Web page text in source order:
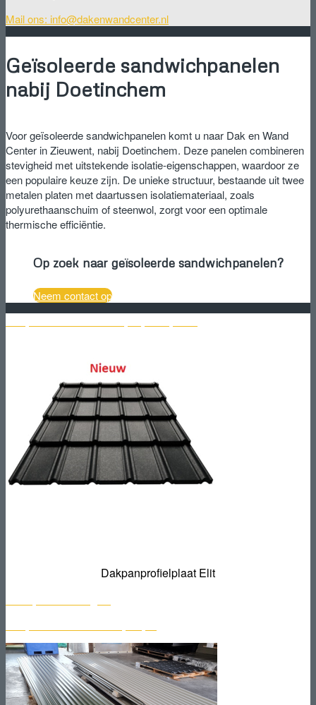
Mail ons: info@dakenwandcenter.nl
Geïsoleerde sandwichpanelen
nabij Doetinchem
Voor geïsoleerde sandwichpanelen komt u naar Dak en Wand
Center in Zieuwent, nabij Doetinchem. Deze panelen combineren
stevigheid met uitstekende isolatie-eigenschappen, waardoor ze
een populaire keuze zijn. De unieke structuur, bestaande uit twee
metalen platen met daartussen isolatiemateriaal, zoals
polyurethaanschuim of steenwol, zorgt voor een optimale
thermische efficiëntie.
Op zoek naar geïsoleerde sandwichpanelen?
Neem contact op
Dakpanprofielplaat Elit